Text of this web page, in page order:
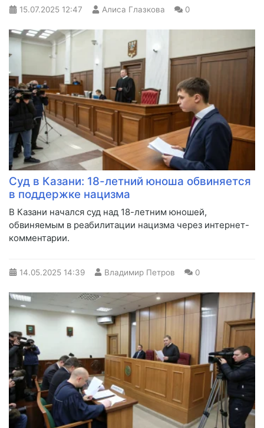
15.07.2025 12:47 Алиса Глазкова 0
Суд в Казани: 18-летний юноша обвиняется
в поддержке нацизма
В Казани начался суд над 18-летним юношей,
обвиняемым в реабилитации нацизма через интернет-
комментарии.
14.05.2025 14:39 Владимир Петров 0